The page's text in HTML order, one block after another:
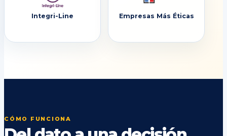
Integri-Line Empresas Más Éticas
CÓMO FUNCIONA